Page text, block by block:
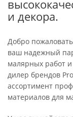
и декора.
Добро
ваш надежный
малярных работ
дилер брендов
ассортимент
материалов для